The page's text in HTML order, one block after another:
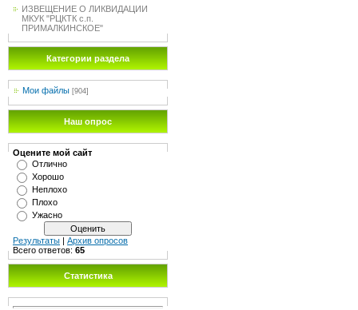
ИЗВЕЩЕНИЕ О ЛИКВИДАЦИИ
МКУК "РЦКТК с.п.
ПРИМАЛКИНСКОЕ"
Категории раздела
Мои файлы [904]
Наш опрос
Оцените мой сайт
Отлично
Хорошо
Неплохо
Плохо
Ужасно
Результаты | Архив опросов
Всего ответов: 65
Статистика